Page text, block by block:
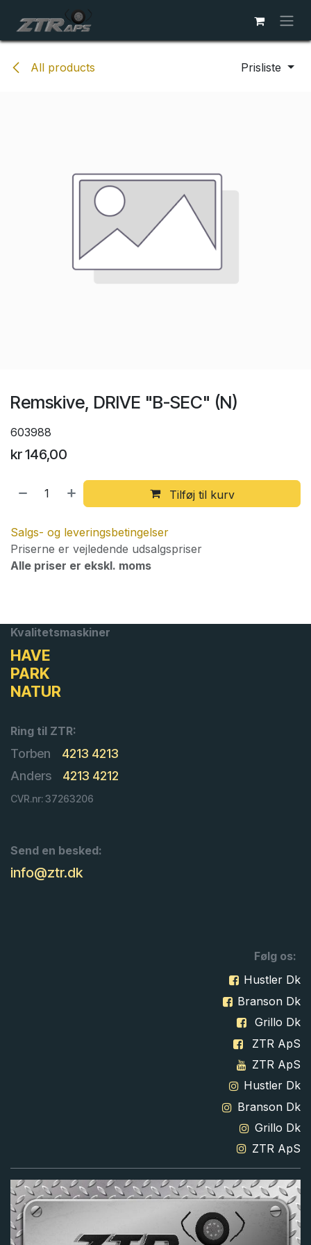
All products Prisliste
Remskive, DRIVE "B-SEC" (N)
603988
kr146,00
Tilføj til kurv
Salgs- og leveringsbetingelser
Priserne er vejledende udsalgspriser
Alle priser er ekskl. moms
Kvalitetsmaskiner
HAVE
PARK
NATUR
Ring til ZTR:
Torben
4213 4213
Anders
4213 4212
CVR.nr: 37263206
Send en besked:
info@ztr.dk
Følg os:
Hustler Dk
Branson Dk
Grillo Dk
ZTR ApS
ZTR ApS
Hustler Dk
Branson Dk
Grillo Dk
ZTR ApS